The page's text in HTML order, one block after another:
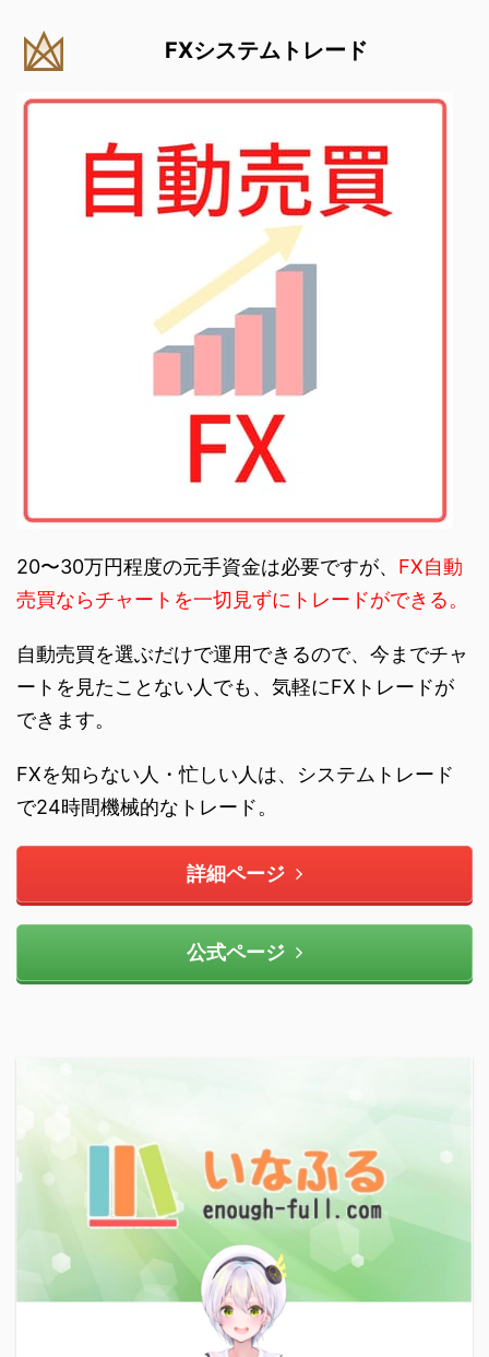
FXシステムトレード
20〜30万円程度の元手資金は必要ですが、 FX自動
売買ならチャートを一切見ずにトレードができる。
自動売買を選ぶだけで運用できるので、今までチャ
ートを見たことない人でも、気軽にFXトレードが
できます。
FXを知らない人・忙しい人は、システムトレード
で24時間機械的なトレード。
詳細ページ
公式ページ